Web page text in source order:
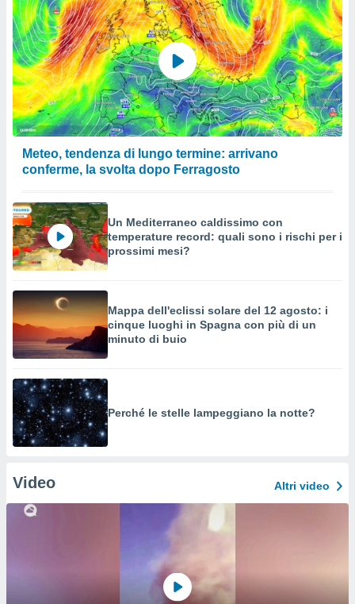
Meteo, tendenza di lungo termine: arrivano
conferme, la svolta dopo Ferragosto
Un Mediterraneo caldissimo con
temperature record: quali sono i rischi per i
prossimi mesi?
Mappa dell'eclissi solare del 12 agosto: i
cinque luoghi in Spagna con più di un
minuto di buio
Perché le stelle lampeggiano la notte?
Video Altri video